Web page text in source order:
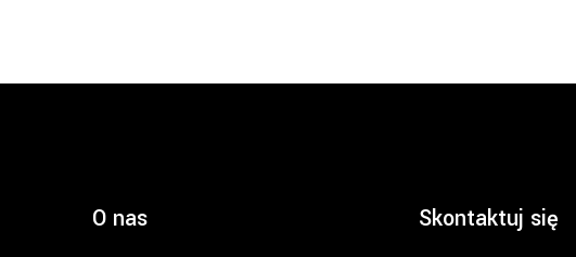
O nas Skontaktuj się